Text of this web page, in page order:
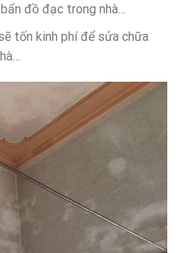
đồ đạc trong nhà…
tốn kinh phí để sửa chữa